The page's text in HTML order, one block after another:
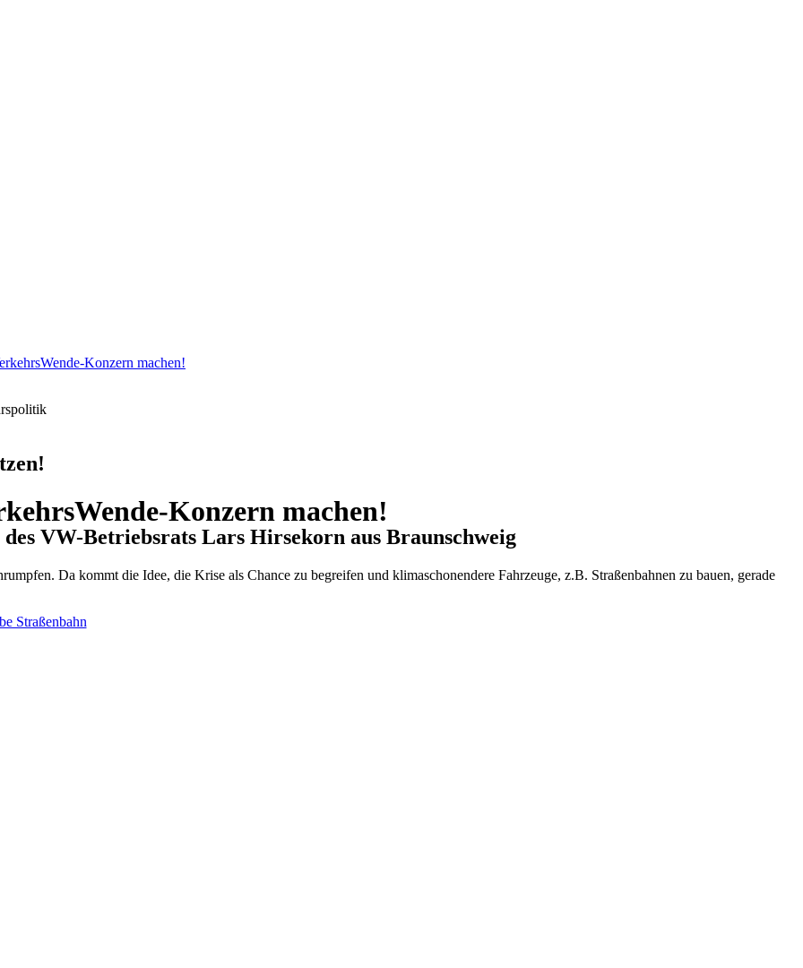
Konzern machen!
Konzern machen!
VW-Betriebsrats Lars Hirsekorn aus Braunschweig
Da kommt die Idee, die Krise als Chance zu begreifen und klimaschonendere Fahrzeuge, z.B. Straßenbahnen zu bauen, gerade